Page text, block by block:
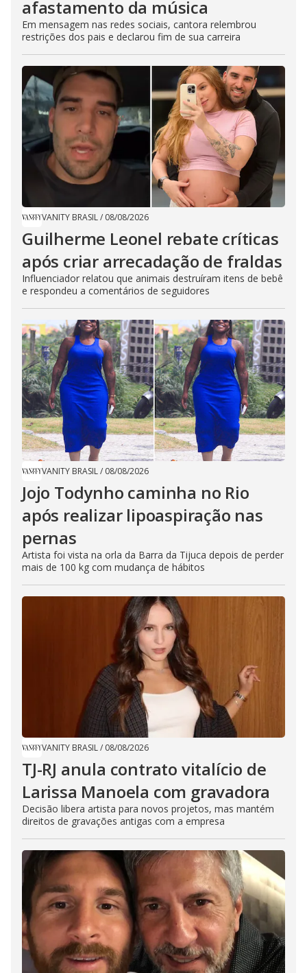
afastamento da música
Em mensagem nas redes sociais, cantora relembrou
restrições dos pais e declarou fim de sua carreira
VANITY BRASIL/ 08/08/2026
Guilherme Leonel rebate críticas
após criar arrecadação de fraldas
Influenciador relatou que animais destruíram itens de bebê
e respondeu a comentários de seguidores
VANITY BRASIL/ 08/08/2026
Jojo Todynho caminha no Rio
após realizar lipoaspiração nas
pernas
Artista foi vista na orla da Barra da Tijuca depois de perder
mais de 100 kg com mudança de hábitos
VANITY BRASIL/ 08/08/2026
TJ-RJ anula contrato vitalício de
Larissa Manoela com gravadora
Decisão libera artista para novos projetos, mas mantém
direitos de gravações antigas com a empresa